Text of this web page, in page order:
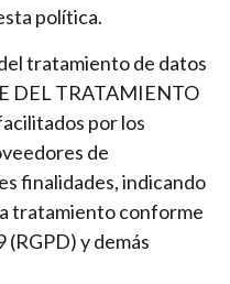
política.
tratamiento de datos
DEL TRATAMIENTO
por los
de
finalidades, indicando
tratamiento conforme
y demás